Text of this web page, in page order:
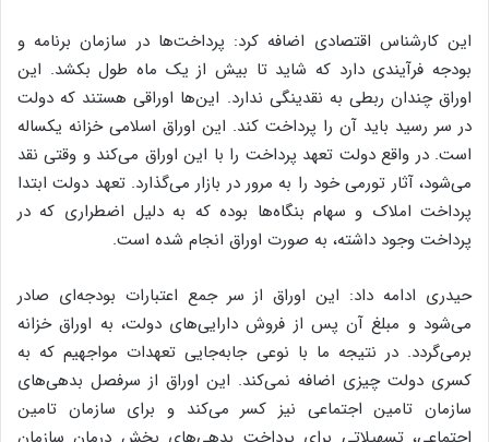
این کارشناس اقتصادی اضافه کرد: پرداخت‌ها در سازمان برنامه و
بودجه فرآیندی دارد که شاید تا بیش از یک ماه طول بکشد. این
اوراق چندان ربطی به نقدینگی ندارد. این‌ها اوراقی هستند که دولت
در سر رسید باید آن را پرداخت کند. این اوراق اسلامی خزانه یکساله
است. در واقع دولت تعهد پرداخت را با این اوراق می‌کند و وقتی نقد
می‌شود، آثار تورمی خود را به مرور در بازار می‌گذارد. تعهد دولت ابتدا
پرداخت املاک و سهام بنگاه‌ها بوده که به دلیل اضطراری که در
پرداخت وجود داشته، به صورت اوراق انجام شده است.
حیدری ادامه داد: این اوراق از سر جمع اعتبارات بودجه‌ای صادر
می‌شود و مبلغ آن پس از فروش دارایی‌های دولت، به اوراق خزانه
برمی‌گردد. در نتیجه ما با نوعی جابه‌جایی تعهدات مواجهیم که به
کسری دولت چیزی اضافه نمی‌کند. این اوراق از سرفصل بدهی‌های
سازمان تامین اجتماعی نیز کسر می‌کند و برای سازمان تامین